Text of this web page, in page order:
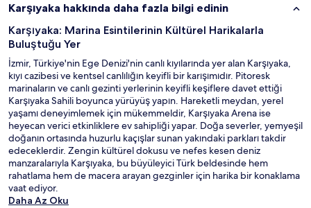
Karşıyaka hakkında daha fazla bilgi edinin
Karşıyaka: Marina Esintilerinin Kültürel Harikalarla
Buluştuğu Yer
İzmir, Türkiye'nin Ege Denizi'nin canlı kıyılarında yer alan Karşıyaka,
kıyı cazibesi ve kentsel canlılığın keyifli bir karışımıdır. Pitoresk
marinaların ve canlı gezinti yerlerinin keyifli keşiflere davet ettiği
Karşıyaka Sahili boyunca yürüyüş yapın. Hareketli meydan, yerel
yaşamı deneyimlemek için mükemmeldir, Karşıyaka Arena ise
heyecan verici etkinliklere ev sahipliği yapar. Doğa severler, yemyeşil
doğanın ortasında huzurlu kaçışlar sunan yakındaki parkları takdir
edeceklerdir. Zengin kültürel dokusu ve nefes kesen deniz
manzaralarıyla Karşıyaka, bu büyüleyici Türk beldesinde hem
rahatlama hem de macera arayan gezginler için harika bir konaklama
vaat ediyor.
Daha Az Oku